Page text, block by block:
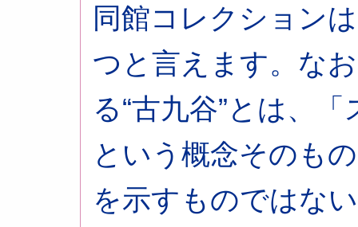
同館コレクション
つと言えます。な
る“古九谷”とは、
という概念そのも
を示すものではな